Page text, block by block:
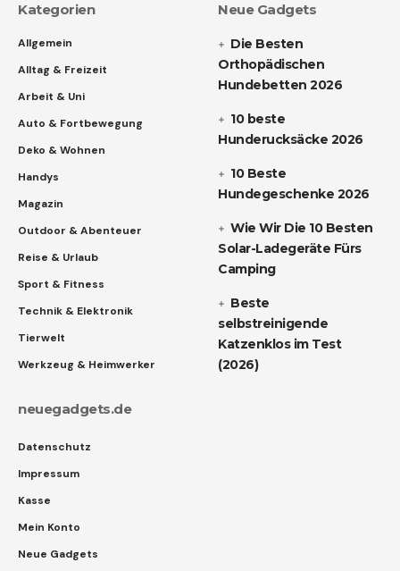
Kategorien
Allgemein
Alltag & Freizeit
Arbeit & Uni
Auto & Fortbewegung
Deko & Wohnen
Handys
Magazin
Outdoor & Abenteuer
Reise & Urlaub
Sport & Fitness
Technik & Elektronik
Tierwelt
Werkzeug & Heimwerker
Neue Gadgets
Die Besten
Orthopädischen
Hundebetten 2026
10 beste
Hunderucksäcke 2026
10 Beste
Hundegeschenke 2026
Wie Wir Die 10 Besten
Solar-Ladegeräte Fürs
Camping
Beste
selbstreinigende
Katzenklos im Test
(2026)
neuegadgets.de
Datenschutz
Impressum
Kasse
Mein Konto
Neue Gadgets